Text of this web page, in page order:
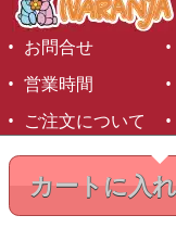
カートに入
お問合せ
営業時間
ご注文について
©1999-2026